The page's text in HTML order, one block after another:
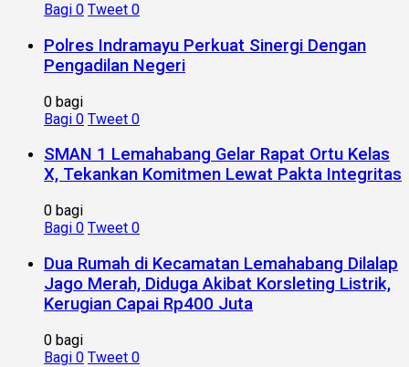
Bagi 0 Tweet 0
Polres Indramayu Perkuat Sinergi Dengan
Pengadilan Negeri
0 bagi
Bagi 0 Tweet 0
SMAN 1 Lemahabang Gelar Rapat Ortu Kelas
X, Tekankan Komitmen Lewat Pakta Integritas
0 bagi
Bagi 0 Tweet 0
Dua Rumah di Kecamatan Lemahabang Dilalap
Jago Merah, Diduga Akibat Korsleting Listrik,
Kerugian Capai Rp400 Juta
0 bagi
Bagi 0 Tweet 0